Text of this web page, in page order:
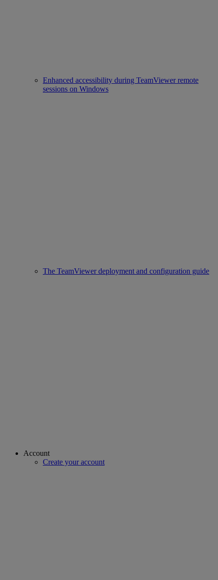
Enhanced accessibility during TeamViewer remote
sessions on Windows
The TeamViewer deployment and configuration guide
Account
Create your account